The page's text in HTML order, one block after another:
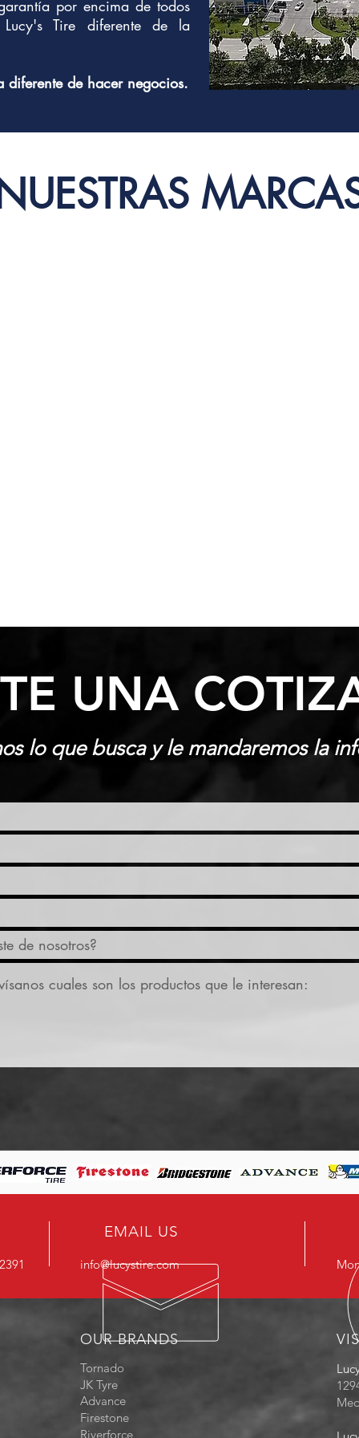
por encima de todos
Tire diferente de la
diferente de hacer negocios.
UNA
lo que busca y le mandaremos la
EMAIL US
info@lucystire.com
OUR BRANDS
Tornado
JK Tyre
Advance
Firestone
Riverforce